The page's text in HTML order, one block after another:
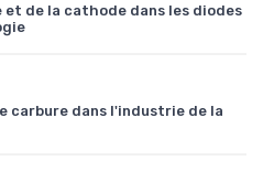
et de la cathode dans les diodes
carbure dans l'industrie de la